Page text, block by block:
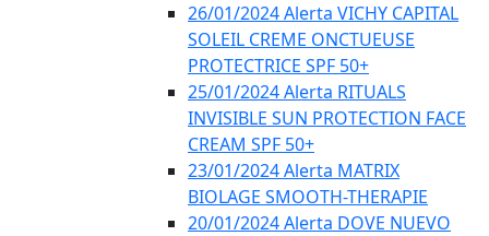
26/01/2024 Alerta VICHY CAPITAL
SOLEIL CREME ONCTUEUSE
PROTECTRICE SPF 50+
25/01/2024 Alerta RITUALS
INVISIBLE SUN PROTECTION FACE
CREAM SPF 50+
23/01/2024 Alerta MATRIX
BIOLAGE SMOOTH-THERAPIE
20/01/2024 Alerta DOVE NUEVO